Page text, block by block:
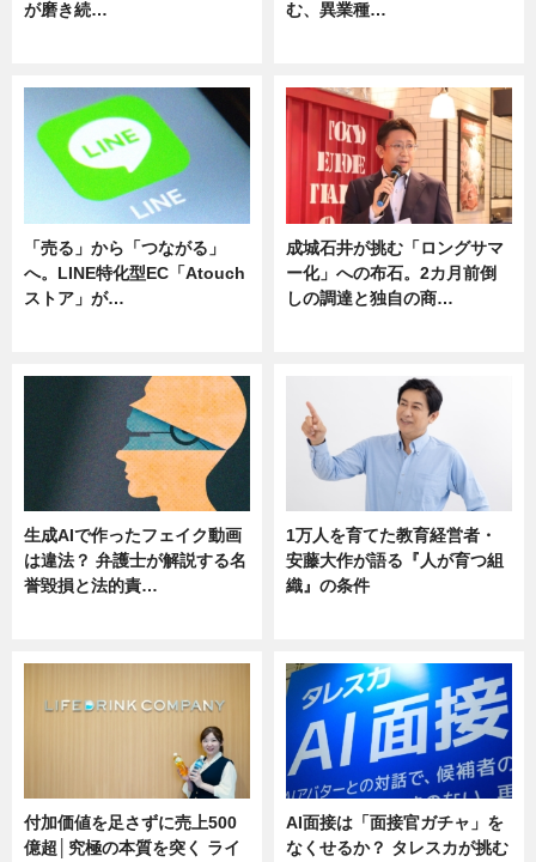
が磨き続… む、異業種…
「売る」から「つながる」
へ。LINE特化型EC「Atouch
ストア」が…
成城石井が挑む「ロングサマ
ー化」への布石。2カ月前倒
しの調達と独自の商…
生成AIで作ったフェイク動画
は違法？ 弁護士が解説する名
誉毀損と法的責…
1万人を育てた教育経営者・
安藤大作が語る『人が育つ組
織』の条件
付加価値を足さずに売上500
億超│究極の本質を突く ライ
AI面接は「面接官ガチャ」を
なくせるか？ タレスカが挑む